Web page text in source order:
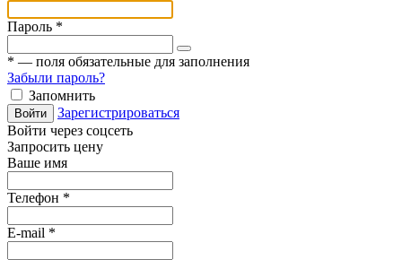
Пароль *
* — поля обязательные для заполнения
Забыли пароль?
Запомнить
Войти
Зарегистрироваться
Войти через соцсеть
Запросить цену
Ваше имя
Телефон *
E-mail *